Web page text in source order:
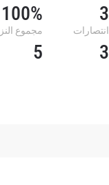
3
100%
انتصارات
3
مجموع
5